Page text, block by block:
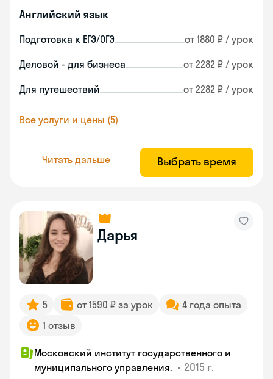
Английский язык
Подготовка к ЕГЭ/ОГЭ от 1880 ₽ / урок
Деловой - для бизнеса от 2282 ₽ / урок
Для путешествий от 2282 ₽ / урок
Все услуги и цены (5)
Читать дальше Выбрать время
Дарья
5 от 1590 ₽ за урок
4 года опыта
1 отзыв
Московский институт государственного и
муниципального управления. • 2015 г.